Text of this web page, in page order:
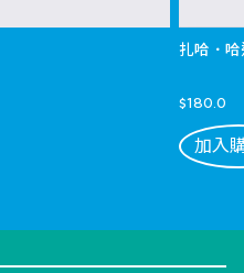
扎哈．
$180.0
加入